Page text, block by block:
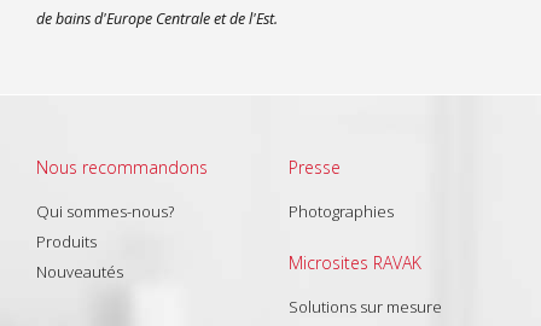
de bains d'Europe Centrale et de l'Est.
Nous recommandons
Qui sommes-nous?
Produits
Nouveautés
Presse
Photographies
Microsites RAVAK
Solutions sur mesure